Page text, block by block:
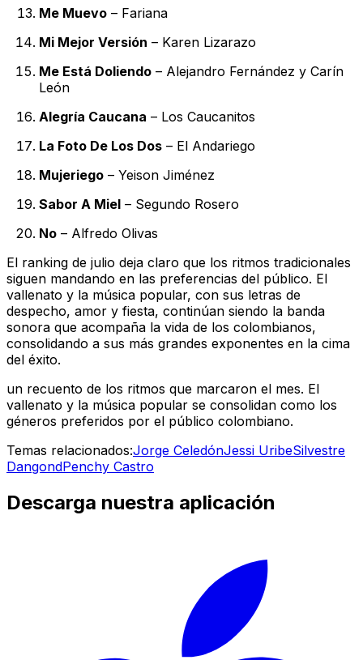
Me Muevo – Fariana
Mi Mejor Versión – Karen Lizarazo
Me Está Doliendo – Alejandro Fernández y Carín
León
Alegría Caucana – Los Caucanitos
La Foto De Los Dos – El Andariego
Mujeriego – Yeison Jiménez
Sabor A Miel – Segundo Rosero
No – Alfredo Olivas
El ranking de julio deja claro que los ritmos tradicionales
siguen mandando en las preferencias del público. El
vallenato y la música popular, con sus letras de
despecho, amor y fiesta, continúan siendo la banda
sonora que acompaña la vida de los colombianos,
consolidando a sus más grandes exponentes en la cima
del éxito.
un recuento de los ritmos que marcaron el mes. El
vallenato y la música popular se consolidan como los
géneros preferidos por el público colombiano.
Temas relacionados:Jorge CeledónJessi UribeSilvestre
DangondPenchy Castro
Descarga nuestra aplicación